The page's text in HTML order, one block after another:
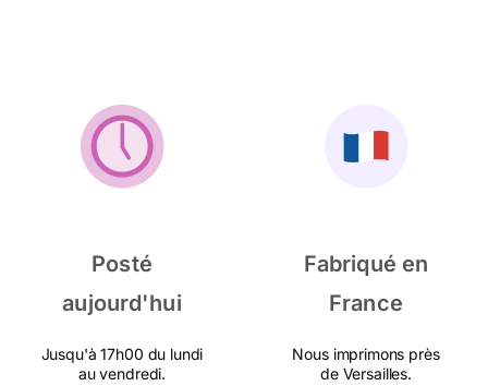
Posté
aujourd'hui
Jusqu'à 17h00 du lundi
au vendredi.
Fabriqué en
France
Nous imprimons près
de Versailles.